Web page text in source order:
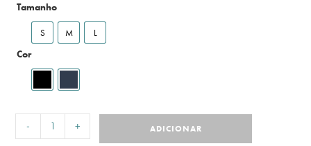
Tamanho
S M L
Cor
- + ADICIONAR